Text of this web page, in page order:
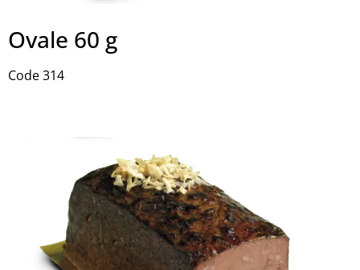
Ovale 60 g
Code 314